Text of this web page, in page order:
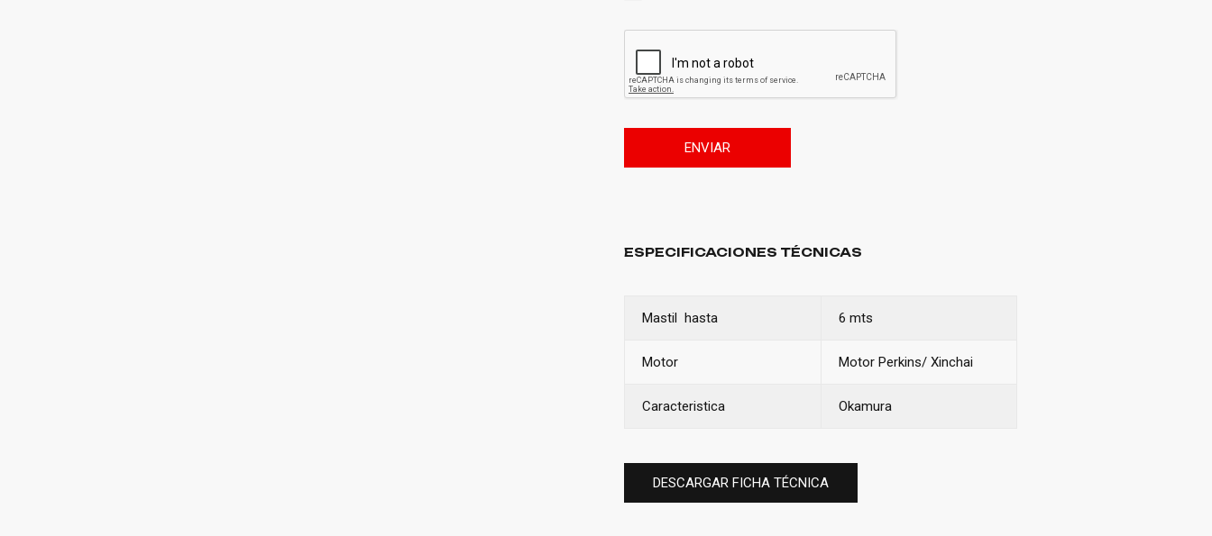
ENVIAR
ESPECIFICACIONES TÉCNICAS
Mastil hasta 6 mts
Motor Motor Perkins/ Xinchai
Caracteristica Okamura
DESCARGAR FICHA TÉCNICA